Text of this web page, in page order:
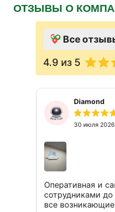
ОТЗЫВЫ О
Все
4.9 из 5
Diamond
30 июля 2026
Оперативная и
сотрудниками
все